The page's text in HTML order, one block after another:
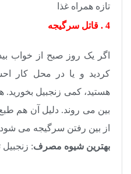
تازه همراه غذا
4 . قاتل سرگیجه
اگر یک روز صبح از خواب
کردید و یا در محل کار
هستید، کمی زنجبیل
بین می روند. دلیل آن هم
از بین رفتن سرگیجه می
بهترین شیوه مصرف: زنجبیل